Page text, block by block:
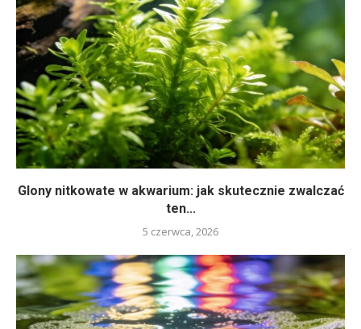
Glony nitkowate w akwarium: jak skutecznie zwalczać
ten...
5 czerwca, 2026